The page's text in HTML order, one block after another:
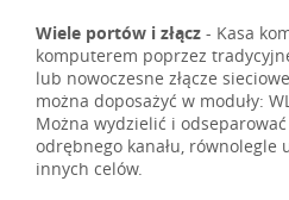
Wiele portów i złącz - Kasa
komputerem poprzez
lub nowoczesne złącze
można doposażyć w moduły:
Można wydzielić i
odrębnego kanału, równolegle
innych celów.